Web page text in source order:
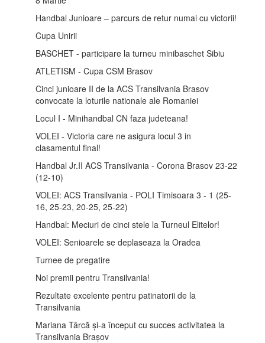
Handbal Junioare – parcurs de retur numai cu victorii!
Cupa Unirii
BASCHET - participare la turneu minibaschet Sibiu
ATLETISM - Cupa CSM Brasov
Cinci junioare II de la ACS Transilvania Brasov
convocate la loturile nationale ale Romaniei
Locul I - Minihandbal CN faza judeteana!
VOLEI - Victoria care ne asigura locul 3 in
clasamentul final!
Handbal Jr.II ACS Transilvania - Corona Brasov 23-22
(12-10)
VOLEI: ACS Transilvania - POLI Timisoara 3 - 1 (25-
16, 25-23, 20-25, 25-22)
Handbal: Meciuri de cinci stele la Turneul Elitelor!
VOLEI: Senioarele se deplaseaza la Oradea
Turnee de pregatire
Noi premii pentru Transilvania!
Rezultate excelente pentru patinatorii de la
Transilvania
Mariana Târcă și-a început cu succes activitatea la
Transilvania Brașov